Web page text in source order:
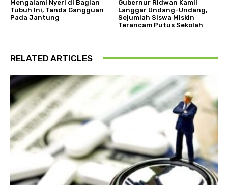
Mengalami Nyeri di Bagian
Tubuh Ini, Tanda Gangguan
Pada Jantung
Gubernur Ridwan Kamil
Langgar Undang-Undang,
Sejumlah Siswa Miskin
Terancam Putus Sekolah
RELATED ARTICLES